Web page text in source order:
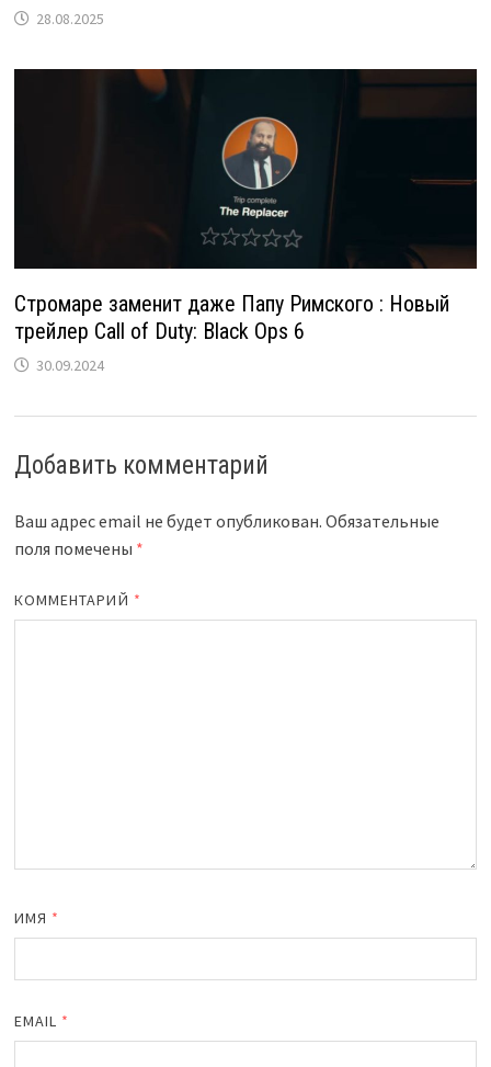
28.08.2025
Стромаре заменит даже Папу Римского : Новый
трейлер Call of Duty: Black Ops 6
30.09.2024
Добавить комментарий
Ваш адрес email не будет опубликован. Обязательные
поля помечены *
КОММЕНТАРИЙ *
ИМЯ *
EMAIL *